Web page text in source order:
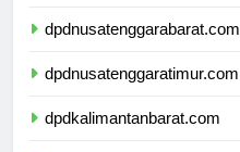
dpdnusatenggarabarat.com
dpdnusatenggaratimur.com
dpdkalimantanbarat.com